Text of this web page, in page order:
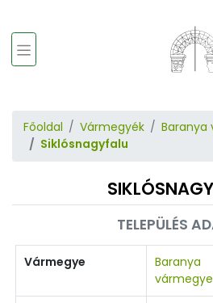
Főoldal Vármegyék
Baranya
Siklósnagyfalu
TELEPÜLÉS
Vármegye
Baranya
vármegye